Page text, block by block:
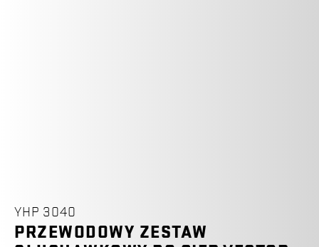
YHP 3040
PRZEWODOWY ZESTAW